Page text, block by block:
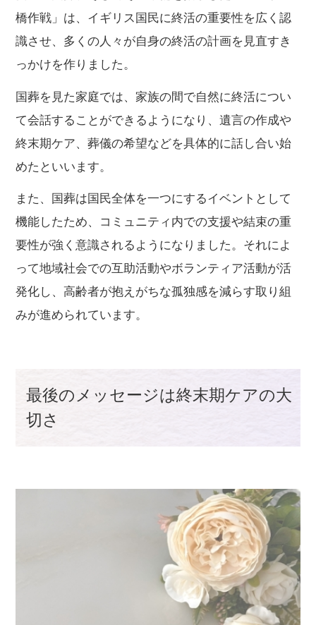
橋作戦」は、イギリス国民に終活の重要性を広く認
識させ、多くの人々が自身の終活の計画を見直すき
っかけを作りました。
国葬を見た家庭では、家族の間で自然に終活につい
て会話することができるようになり、遺言の作成や
終末期ケア、葬儀の希望などを具体的に話し合い始
めたといいます。
また、国葬は国民全体を一つにするイベントとして
機能したため、コミュニティ内での支援や結束の重
要性が強く意識されるようになりました。それによ
って地域社会での互助活動やボランティア活動が活
発化し、高齢者が抱えがちな孤独感を減らす取り組
みが進められています。
最後のメッセージは終末期ケアの大
切さ